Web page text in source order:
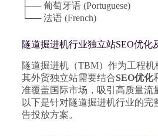
├── 葡萄牙语 (Portuguese)
└── 法语 (French)
隧道掘进机行业独立站SEO优化
隧道掘进机（TBM）作为工程机
其外贸独立站需要结合SEO优化
准覆盖国际市场，吸引高质量流
以下是针对隧道掘进机行业的完
告投放方案。